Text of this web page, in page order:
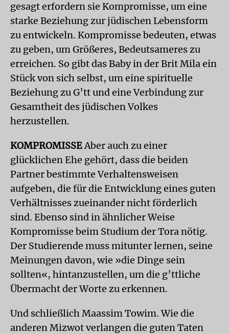
gesagt erfordern sie Kompromisse, um eine
starke Beziehung zur jüdischen Lebensform
zu entwickeln. Kompromisse bedeuten, etwas
zu geben, um Größeres, Bedeutsameres zu
erreichen. So gibt das Baby in der Brit Mila ein
Stück von sich selbst, um eine spirituelle
Beziehung zu G’tt und eine Verbindung zur
Gesamtheit des jüdischen Volkes
herzustellen.
KOMPROMISSEAber auch zu einer
glücklichen Ehe gehört, dass die beiden
Partner bestimmte Verhaltensweisen
aufgeben, die für die Entwicklung eines guten
Verhältnisses zueinander nicht förderlich
sind. Ebenso sind in ähnlicher Weise
Kompromisse beim Studium der Tora nötig.
Der Studierende muss mitunter lernen, seine
Meinungen davon, wie »die Dinge sein
sollten«, hintanzustellen, um die g’ttliche
Übermacht der Worte zu erkennen.
Und schließlich Maassim Towim. Wie die
anderen Mizwot verlangen die guten Taten